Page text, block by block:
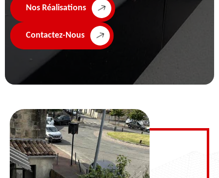
Nos Réalisations
Contactez-Nous